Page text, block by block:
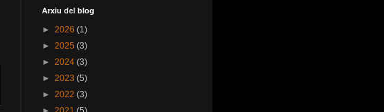
Arxiu del blog
► 2026 (1)
► 2025 (3)
► 2024 (3)
► 2023 (5)
► 2022 (3)